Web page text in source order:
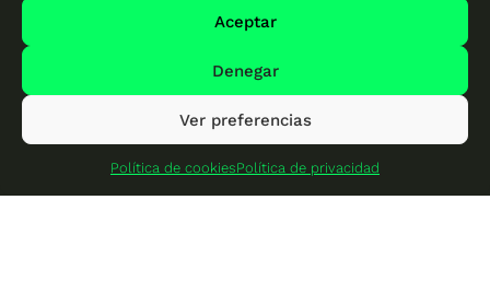
Aceptar
Denegar
Ver preferencias
Política de cookiesPolítica de privacidad
Política de cookies
Mapa del sitio
© 2026 Cambio Energético - Todos los derechos
reservados